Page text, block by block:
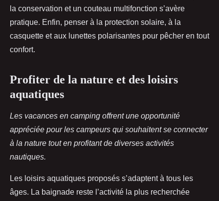
la conservation et un couteau multifonction s’avère
pratique. Enfin, penser à la protection solaire, à la
casquette et aux lunettes polarisantes pour pêcher en tout
confort.
Profiter de la nature et des loisirs
aquatiques
Les vacances en camping offrent une opportunité
appréciée pour les campeurs qui souhaitent se connecter
à la nature tout en profitant de diverses activités
nautiques.
Les loisirs aquatiques proposés s’adaptent à tous les
âges. La baignade reste l’activité la plus recherchée